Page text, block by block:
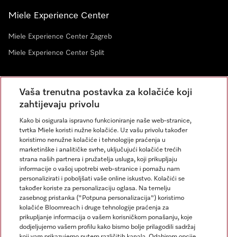
Miele Experience Center
Miele Experience Center Zagreb
Miele Experience Center Split
Newsletter
Miele na Instagramu
Miele na Facebooku
Vaša trenutna postavka za kolačiće koji
zahtijevaju privolu
Kako bi osigurala ispravno funkcioniranje naše web-stranice,
tvrtka Miele koristi nužne kolačiće. Uz vašu privolu također
koristimo nenužne kolačiće i tehnologije praćenja u
marketinške i analitičke svrhe, uključujući kolačiće trećih
strana naših partnera i pružatelja usluga, koji prikupljaju
informacije o vašoj upotrebi web-stranice i pomažu nam
personalizirati i poboljšati vaše online iskustvo. Kolačići se
također koriste za personalizaciju oglasa. Na temelju
zasebnog pristanka ("Potpuna personalizacija") koristimo
kolačiće Bloomreach i druge tehnologije praćenja za
prikupljanje informacija o vašem korisničkom ponašanju, koje
dodjeljujemo vašem profilu kako bismo bolje prilagodili sadržaj